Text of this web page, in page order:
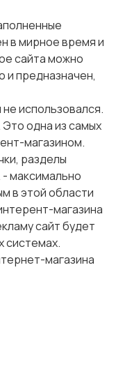
в мирное время и
сайта можно
и предназначен,
использовался.
одна из самых
магазином.
разделы
- максимально
в этой области
магазина
сайт будет
системах.
магазина